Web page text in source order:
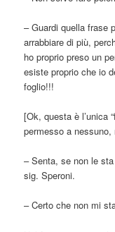
– Guardi quella frase
arrabbiare di più,
ho proprio preso un
esiste proprio che io
foglio!!!
[Ok, questa è l’unica
permesso a
– Senta, se non le
sig. Speroni.
– Certo che non mi